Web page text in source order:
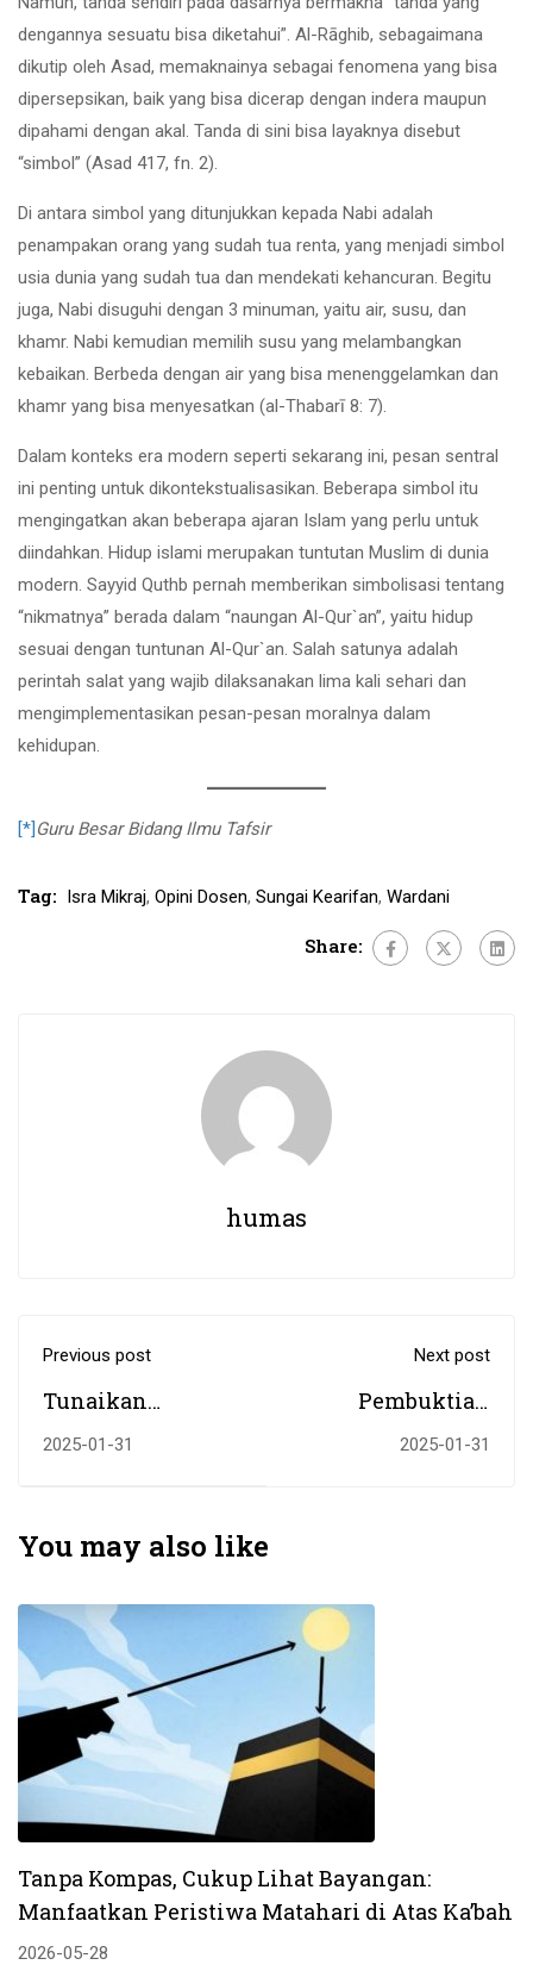
dengannya sesuatu bisa diketahui”. Al-Rāghib, sebagaimana
dikutip oleh Asad, memaknainya sebagai fenomena yang bisa
dipersepsikan, baik yang bisa dicerap dengan indera maupun
dipahami dengan akal. Tanda di sini bisa layaknya disebut
“simbol” (Asad 417, fn. 2).
Di antara simbol yang ditunjukkan kepada Nabi adalah
penampakan orang yang sudah tua renta, yang menjadi simbol
usia dunia yang sudah tua dan mendekati kehancuran. Begitu
juga, Nabi disuguhi dengan 3 minuman, yaitu air, susu, dan
khamr. Nabi kemudian memilih susu yang melambangkan
kebaikan. Berbeda dengan air yang bisa menenggelamkan dan
khamr yang bisa menyesatkan (al-Thabarī 8: 7).
Dalam konteks era modern seperti sekarang ini, pesan sentral
ini penting untuk dikontekstualisasikan. Beberapa simbol itu
mengingatkan akan beberapa ajaran Islam yang perlu untuk
diindahkan. Hidup islami merupakan tuntutan Muslim di dunia
modern. Sayyid Quthb pernah memberikan simbolisasi tentang
“nikmatnya” berada dalam “naungan Al-Qur`an”, yaitu hidup
sesuai dengan tuntunan Al-Qur`an. Salah satunya adalah
perintah salat yang wajib dilaksanakan lima kali sehari dan
mengimplementasikan pesan-pesan moralnya dalam
kehidupan.
[*] Guru Besar Bidang Ilmu Tafsir
Tag: Isra Mikraj, Opini Dosen, Sungai Kearifan, Wardani
Share:
humas
Previous post
Tunaikan
Program Abdi
Bakar: Mahasiswa
UIN Antasari
Lihai Berbaur dan
Bersosialisasi
2025-01-31
Next post
Pembuktian
Keholistikan BKPI
2025-01-31
You may also like
Tanpa Kompas, Cukup Lihat Bayangan:
Manfaatkan Peristiwa Matahari di Atas Ka’bah
2026-05-28